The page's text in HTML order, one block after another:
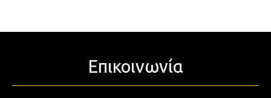
Επικοινωνία